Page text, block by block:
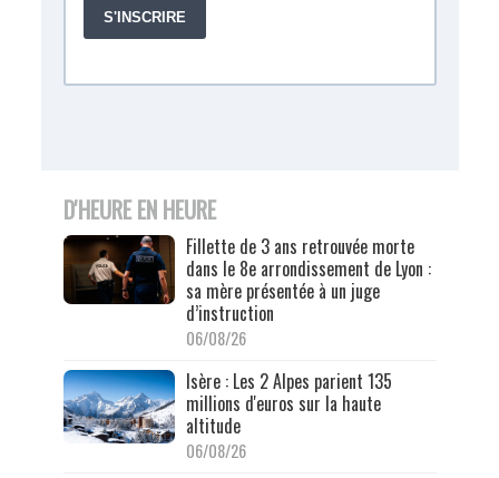
D'HEURE EN HEURE
Fillette de 3 ans retrouvée morte
dans le 8e arrondissement de Lyon :
sa mère présentée à un juge
d’instruction
06/08/26
Isère : Les 2 Alpes parient 135
millions d'euros sur la haute
altitude
06/08/26